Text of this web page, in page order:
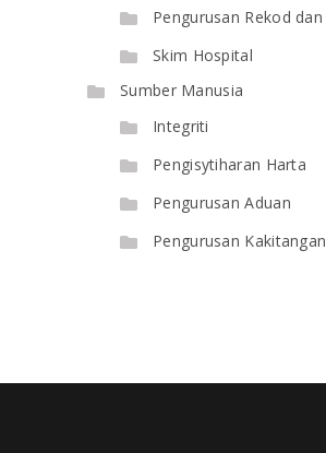
Pengurusan Rekod
Skim Hospital
Sumber Manusia
Integriti
Pengisytiharan Harta
Pengurusan Aduan
Pengurusan Kakitangan